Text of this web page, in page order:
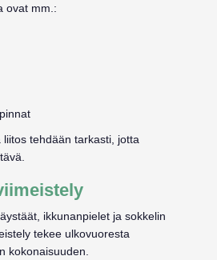
ovat mm.:
tehdään tarkasti, jotta
ikkunanpielet ja sokkelin
tekee ulkovuoresta
kokonaisuuden.